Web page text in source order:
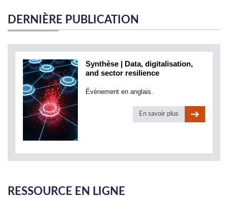
DERNIÈRE PUBLICATION
Synthèse | Data, digitalisation,
and sector resilience
Événement en anglais.
En savoir plus
RESSOURCE EN LIGNE